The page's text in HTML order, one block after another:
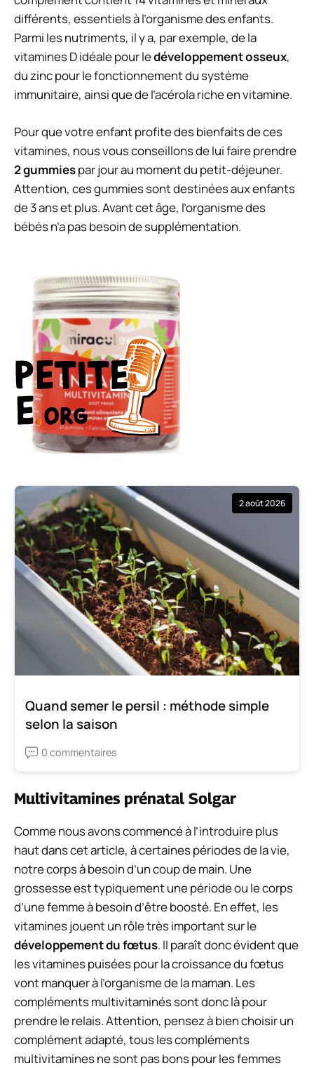
différents, essentiels à l’organisme des enfants.
Parmi les nutriments, il y a, par exemple, de la
vitamines D idéale pour ledéveloppement osseux,
du zinc pour le fonctionnement du système
immunitaire, ainsi que de l’acérola riche en vitamine.
Pour que votre enfant profite des bienfaits de ces
vitamines, nous vous conseillons de lui faire prendre
2 gummiespar jour au moment du petit-déjeuner.
Attention, ces gummies sont destinées aux enfants
de 3 ans et plus. Avant cet âge, l’organisme des
bébés n’a pas besoin de supplémentation.
2 août 2026
Quand semer le persil : méthode simple
selon la saison
0 commentaires
Multivitamines prénatal Solgar
Comme nous avons commencé à l’introduire plus
haut dans cet article, à certaines périodes de la vie,
notre corps à besoin d’un coup de main. Une
grossesse est typiquement une période ou le corps
d’une femme à besoin d’être boosté. En effet, les
vitamines jouent un rôle très important sur le
développement du fœtus. Il paraît donc évident que
les vitamines puisées pour la croissance du fœtus
vont manquer à l’organisme de la maman. Les
compléments multivitaminés sont donc là pour
prendre le relais. Attention, pensez à bien choisir un
complément adapté, tous les compléments
multivitamines ne sont pas bons pour les femmes